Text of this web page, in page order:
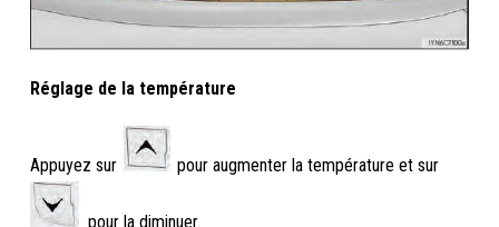
Réglage de la température
Appuyez sur pour augmenter la température et sur
pour la diminuer.